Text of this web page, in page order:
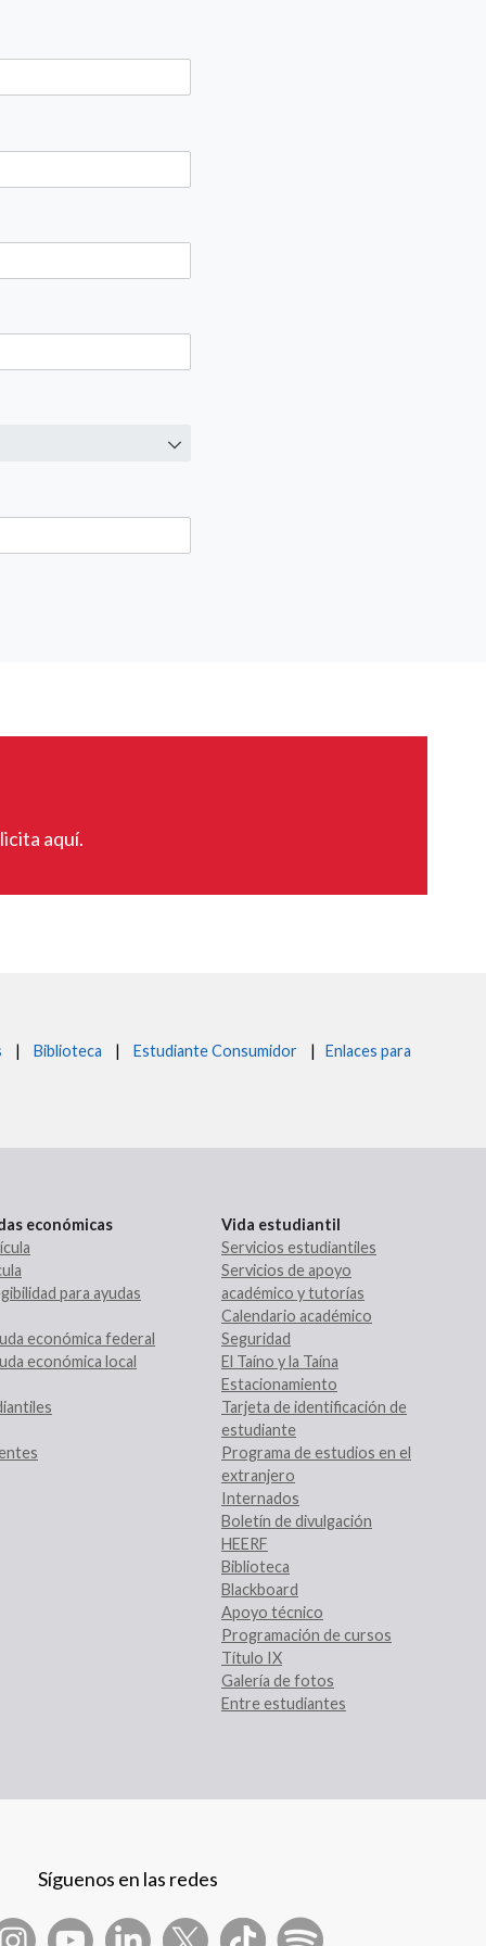
aquí.
| Biblioteca | Estudiante Consumidor |
Enlaces para
económicas
para ayudas
económica federal
económica local
Vida estudiantil
Servicios estudiantiles
Servicios de apoyo
académico y tutorías
Calendario académico
Seguridad
El Taíno y la Taína
Estacionamiento
Tarjeta de identificación de
estudiante
Programa de estudios en el
extranjero
Internados
Boletín de divulgación
HEERF
Biblioteca
Blackboard
Apoyo técnico
Programación de cursos
Título IX
Galería de fotos
Entre estudiantes
Síguenos en las redes